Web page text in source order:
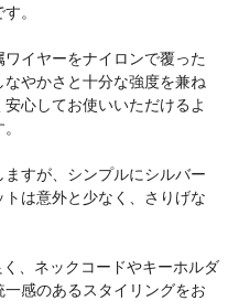
。
イヤーをナイロンで覆った
やかさと十分な強度を兼ね
心してお使いいただけるよ
すが、シンプルにシルバー
は意外と少なく、さりげな
、ネックコードやキーホルダ
感のあるスタイリングをお